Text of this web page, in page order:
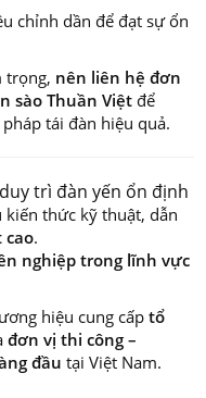
chỉnh dần để đạt sự ổn
trọng, nên liên hệ đơn
sào Thuần Việt để
tái đàn hiệu quả.
trì đàn yến ổn định
thức kỹ thuật, dẫn
cao.
nghiệp trong lĩnh vực
hiệu cung cấptổ
đơn vị thi công –
đầu tại Việt Nam.